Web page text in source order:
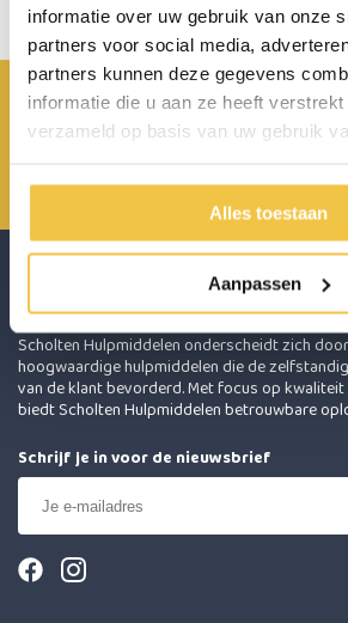
informatie over uw gebruik van onze
partners voor social media,
partners kunnen deze gegevens
informatie die u aan ze heeft
verzameld op basis van uw gebruik
Alles toestaan
Aanpassen
info@scholten-hulpmiddelen.nl
0485 800 814
Achterbroek 15 6596 MP
Scholten Hulpmiddelen onderscheidt zich
hoogwaardige hulpmiddelen die de
van de klant bevorderd. Met focus op
biedt Scholten Hulpmiddelen betrouwbare
Schrijf je in voor de nieuwsbrief